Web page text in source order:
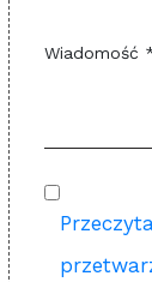
Wiadomość